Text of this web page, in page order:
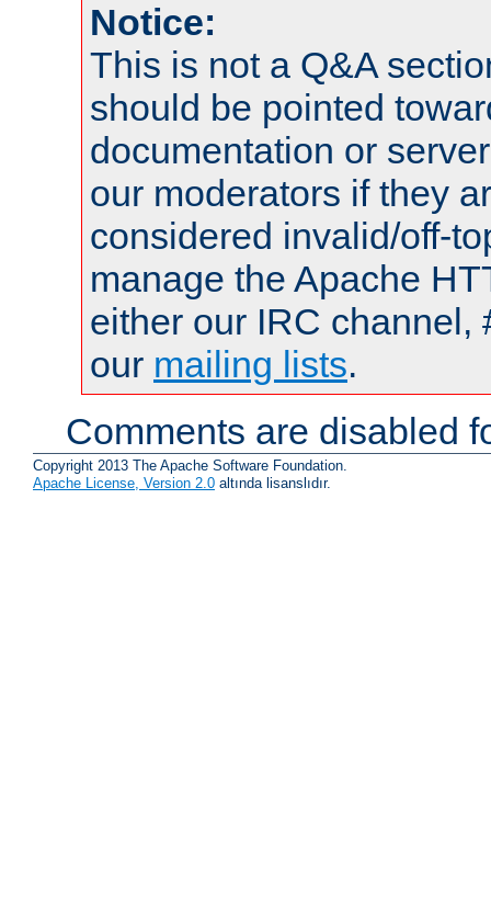
Notice:
This is not a Q&A
should be pointed
documentation or
our moderators if they
considered invalid/off-
manage the Apache
either our IRC channel,
our mailing lists.
Comments are disabled
Copyright 2013 The Apache Software Foundation.
Apache License, Version 2.0 altında lisanslıdır.